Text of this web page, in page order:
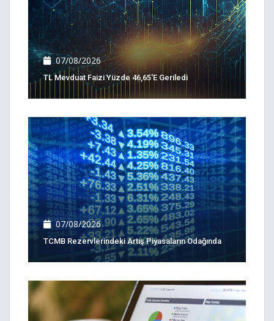
07/08/2026
TL Mevduat Faizi Yüzde 46,65'e Geriledi
07/08/2026
TCMB Rezervlerindeki Artış Piyasaların Odağında